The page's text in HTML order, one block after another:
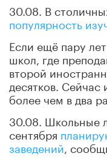
30.08. В
популярность
Если ещё пару
школ, где
второй
десятков.
более чем в два
30.08. Школьные
сентября
заведений ,